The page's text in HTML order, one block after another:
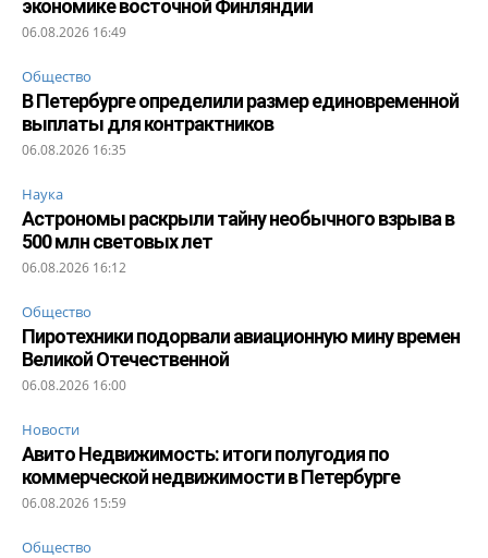
экономике восточной Финляндии
06.08.2026 16:49
Общество
В Петербурге определили размер единовременной
выплаты для контрактников
06.08.2026 16:35
Наука
Астрономы раскрыли тайну необычного взрыва в
500 млн световых лет
06.08.2026 16:12
Общество
Пиротехники подорвали авиационную мину времен
Великой Отечественной
06.08.2026 16:00
Новости
Авито Недвижимость: итоги полугодия по
коммерческой недвижимости в Петербурге
06.08.2026 15:59
Общество